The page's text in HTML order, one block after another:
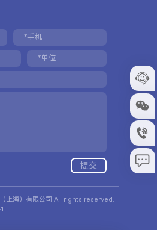
提交
上海）有限公司 All rights reserved.